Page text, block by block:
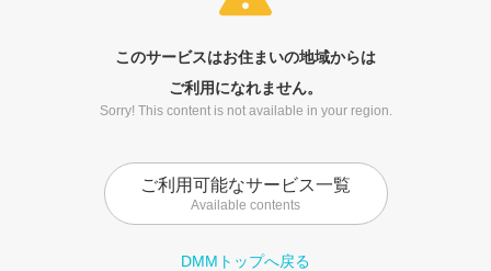
このサービスはお住まいの地域からは
ご利用になれません。
Sorry! This content is not available in your region.
ご利用可能なサービス一覧
Available contents
DMMトップへ戻る